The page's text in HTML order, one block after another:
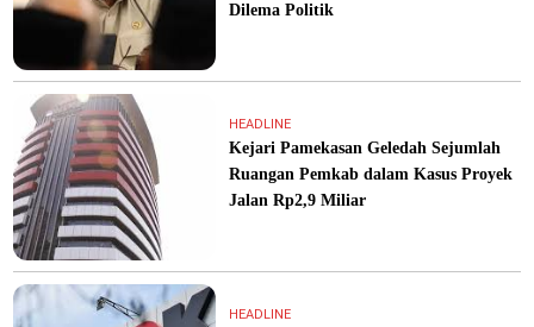
Dilema Politik
HEADLINE
Kejari Pamekasan Geledah Sejumlah
Ruangan Pemkab dalam Kasus Proyek
Jalan Rp2,9 Miliar
HEADLINE